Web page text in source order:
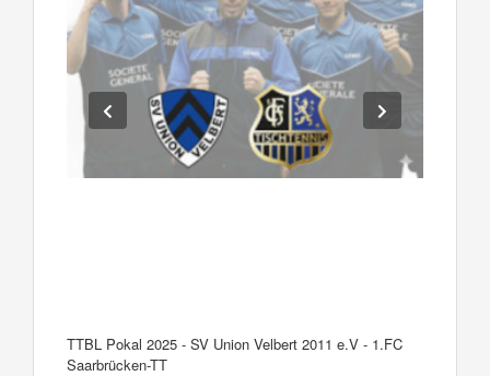
TTBL Pokal 2025 - SV Union Velbert 2011 e.V - 1.FC
Saarbrücken-TT